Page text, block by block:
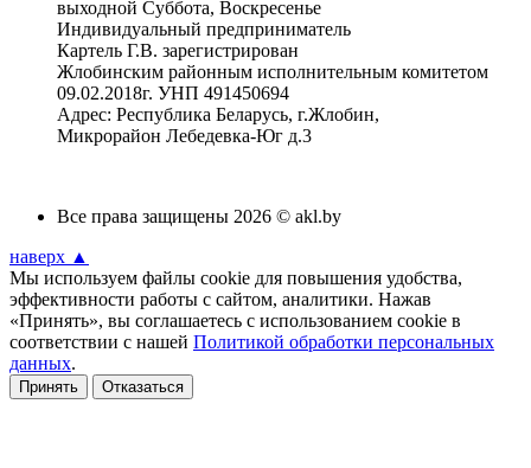
выходной Суббота, Воскресенье
Индивидуальный предприниматель
Картель Г.В. зарегистрирован
Жлобинским районным исполнительным комитетом
09.02.2018г. УНП 491450694
Адрес: Республика Беларусь, г.Жлобин,
Микрорайон Лебедевка-Юг д.3
Все права защищены 2026 © akl.by
наверх ▲
Мы используем файлы cookie для повышения удобства,
эффективности работы с сайтом, аналитики. Нажав
«Принять», вы соглашаетесь с использованием cookie в
соответствии с нашей Политикой обработки персональных
данных.
Принять Отказаться